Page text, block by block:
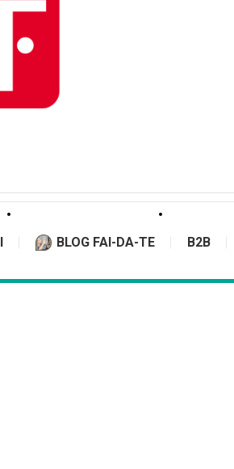
BLOG FAI-DA-TE B2B